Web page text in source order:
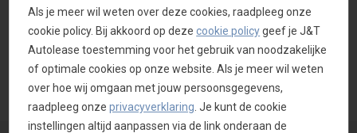
i-Wise raadplegen
Als je meer wil weten over deze cookies, raadpleeg onze
cookie policy. Bij akkoord op dezecookie policygeef je J&T
Autolease toestemming voor het gebruik van noodzakelijke
of optimale cookies op onze website. Als je meer wil weten
over hoe wij omgaan met jouw persoonsgegevens,
raadpleeg onzeprivacyverklaring . Je kunt de cookie
instellingen altijd aanpassen via de link onderaan de